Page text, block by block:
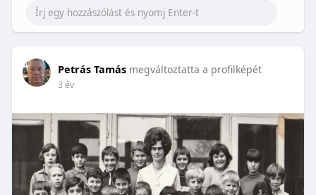
Petrás Tamás megváltoztatta a profilképét
3 év